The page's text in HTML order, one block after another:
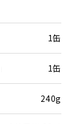
1缶
1缶
240g